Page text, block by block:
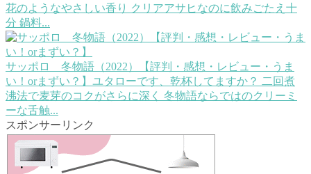
花のようなやさしい香り クリアアサヒなのに飲みごたえ十
分 鍋料...
サッポロ 冬物語（2022）【評判・感想・レビュー・うま
い！orまずい？】 ユタローです、乾杯してますか？ 二回煮
沸法で麦芽のコクがさらに深く 冬物語ならではのクリーミ
ーな舌触...
スポンサーリンク